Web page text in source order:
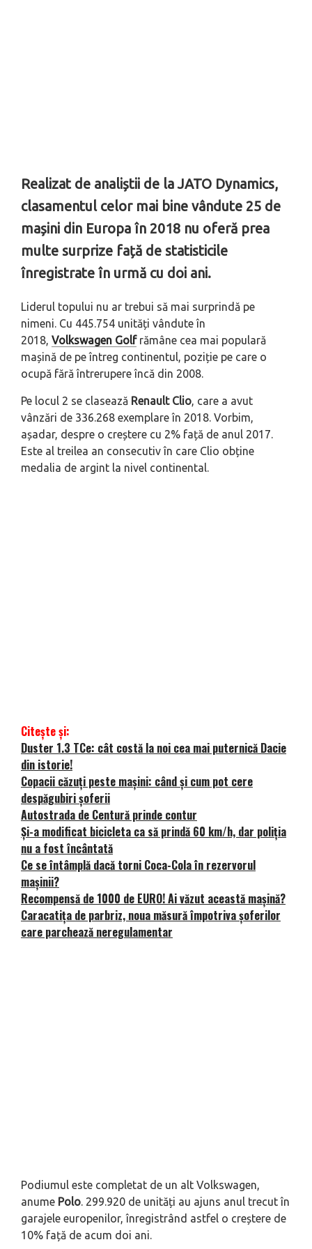
Realizat de analiștii de la JATO Dynamics,
clasamentul celor mai bine vândute 25 de
mașini din Europa în 2018 nu oferă prea
multe surprize față de statisticile
înregistrate în urmă cu doi ani.
Liderul topului nu ar trebui să mai surprindă pe
nimeni. Cu 445.754 unități vândute în
2018, Volkswagen Golfrămâne cea mai populară
mașină de pe întreg continentul, poziție pe care o
ocupă fără întrerupere încă din 2008.
Pe locul 2 se clasează Renault Clio, care a avut
vânzări de 336.268 exemplare în 2018. Vorbim,
așadar, despre o creștere cu 2% față de anul 2017.
Este al treilea an consecutiv în care Clio obține
medalia de argint la nivel continental.
Citește și:
Duster 1.3 TCe: cât costă la noi cea mai puternică Dacie
din istorie!
Copacii căzuți peste mașini: când și cum pot cere
despăgubiri șoferii
Autostrada de Centură prinde contur
Și-a modificat bicicleta ca să prindă 60 km/h, dar poliția
nu a fost încântată
Ce se întâmplă dacă torni Coca-Cola în rezervorul
mașinii?
Recompensă de 1000 de EURO! Ai văzut această mașină?
Caracatița de parbriz, noua măsură împotriva șoferilor
care parchează neregulamentar
Podiumul este completat de un alt Volkswagen,
anume Polo. 299.920 de unități au ajuns anul trecut în
garajele europenilor, înregistrând astfel o creștere de
10% față de acum doi ani.